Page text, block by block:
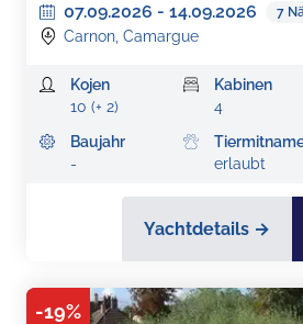
07.09.2026 - 14.09.2026 7
Carnon, Camargue
Kojen
10 (+ 2)
Kabinen
4
Baujahr
-
erlaubt
Yachtdetails →
-19%